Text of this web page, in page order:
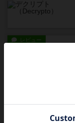
レビュー